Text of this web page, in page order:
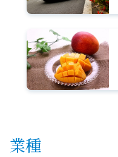
業種